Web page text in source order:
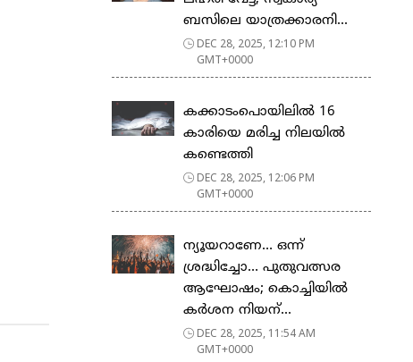
ബസിലെ യാത്രക്കാരനി...
DEC 28, 2025, 12:10 PM
GMT+0000
കക്കാടംപൊയിലിൽ 16
കാരിയെ മരിച്ച നിലയിൽ
കണ്ടെത്തി
DEC 28, 2025, 12:06 PM
GMT+0000
ന്യൂയറാണേ… ഒന്ന്
ശ്രദ്ധിച്ചോ… പുതുവത്സര
ആഘോഷം; കൊച്ചിയിൽ
കർശന നിയന്...
DEC 28, 2025, 11:54 AM
GMT+0000